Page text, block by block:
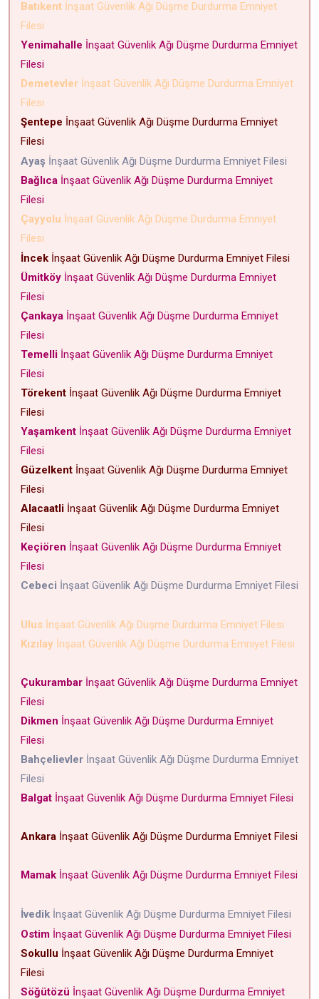
Batıkent İnşaat Güvenlik Ağı Düşme Durdurma Emniyet
Filesi
Yenimahalle İnşaat Güvenlik Ağı Düşme Durdurma Emniyet
Filesi
Demetevler İnşaat Güvenlik Ağı Düşme Durdurma Emniyet
Filesi
Şentepe İnşaat Güvenlik Ağı Düşme Durdurma Emniyet
Filesi
Ayaş İnşaat Güvenlik Ağı Düşme Durdurma Emniyet Filesi
Bağlıca İnşaat Güvenlik Ağı Düşme Durdurma Emniyet
Filesi
Çayyolu İnşaat Güvenlik Ağı Düşme Durdurma Emniyet
Filesi
İncek İnşaat Güvenlik Ağı Düşme Durdurma Emniyet Filesi
Ümitköy İnşaat Güvenlik Ağı Düşme Durdurma Emniyet
Filesi
Çankaya İnşaat Güvenlik Ağı Düşme Durdurma Emniyet
Filesi
Temelli İnşaat Güvenlik Ağı Düşme Durdurma Emniyet
Filesi
Törekent İnşaat Güvenlik Ağı Düşme Durdurma Emniyet
Filesi
Yaşamkent İnşaat Güvenlik Ağı Düşme Durdurma Emniyet
Filesi
Güzelkent İnşaat Güvenlik Ağı Düşme Durdurma Emniyet
Filesi
Alacaatli İnşaat Güvenlik Ağı Düşme Durdurma Emniyet
Filesi
Keçiören İnşaat Güvenlik Ağı Düşme Durdurma Emniyet
Filesi
Cebeci İnşaat Güvenlik Ağı Düşme Durdurma Emniyet Filesi
Ulus İnşaat Güvenlik Ağı Düşme Durdurma Emniyet Filesi
Kızılay İnşaat Güvenlik Ağı Düşme Durdurma Emniyet Filesi
Çukurambar İnşaat Güvenlik Ağı Düşme Durdurma Emniyet
Filesi
Dikmen İnşaat Güvenlik Ağı Düşme Durdurma Emniyet
Filesi
Bahçelievler İnşaat Güvenlik Ağı Düşme Durdurma Emniyet
Filesi
Balgat İnşaat Güvenlik Ağı Düşme Durdurma Emniyet Filesi
Ankara İnşaat Güvenlik Ağı Düşme Durdurma Emniyet Filesi
Mamak İnşaat Güvenlik Ağı Düşme Durdurma Emniyet Filesi
İvedik İnşaat Güvenlik Ağı Düşme Durdurma Emniyet Filesi
Ostim İnşaat Güvenlik Ağı Düşme Durdurma Emniyet Filesi
Sokullu İnşaat Güvenlik Ağı Düşme Durdurma Emniyet
Filesi
Söğütözü İnşaat Güvenlik Ağı Düşme Durdurma Emniyet